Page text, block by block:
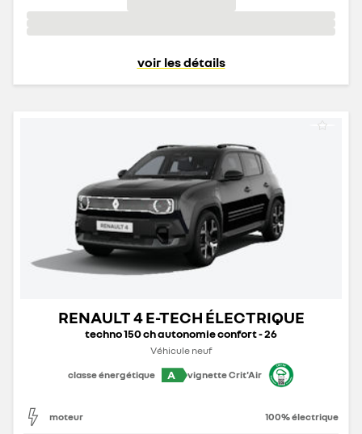
voir les détails
RENAULT 4 E-TECH ÉLECTRIQUE
techno 150 ch autonomie confort - 26
Véhicule neuf
classe énergétique
A vignette Crit'Air
moteur 100% électrique